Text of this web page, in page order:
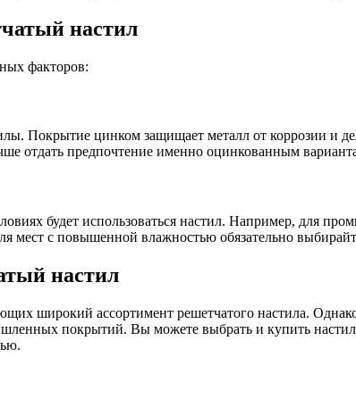
настил
факторов:
Покрытие цинком защищает металл от коррозии и
отдать предпочтение именно оцинкованным
будет использоваться настил. Например, для
мест с повышенной влажностью обязательно
настил
широкий ассортимент решетчатого настила.
покрытий. Вы можете выбрать и купить